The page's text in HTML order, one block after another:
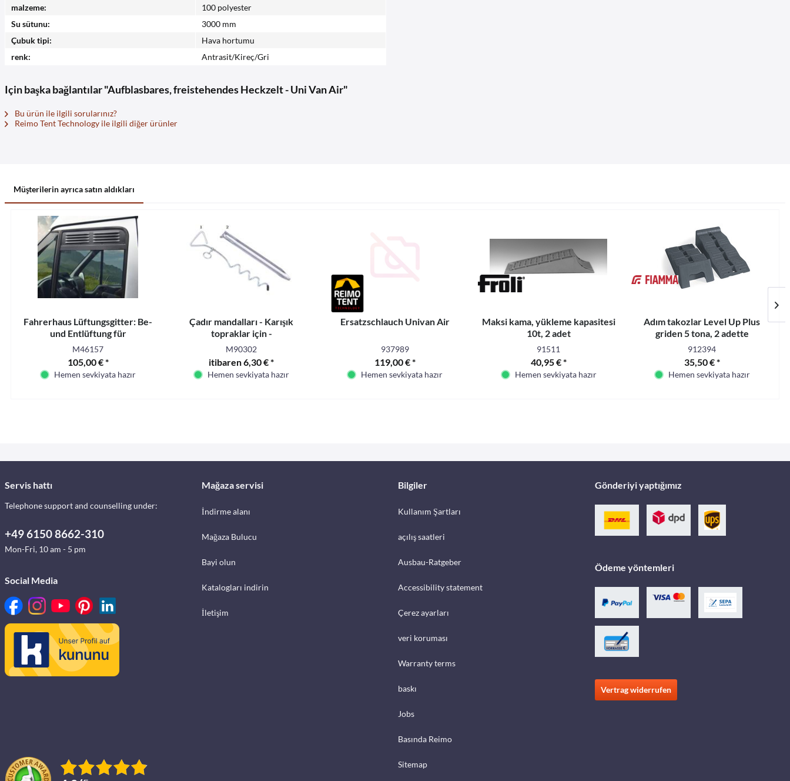
malzeme:
100 polyester
Su sütunu:
3000 mm
Çubuk tipi:
Hava hortumu
renk:
Antrasit/Kireç/Gri
Için başka bağlantılar "Aufblasbares, freistehendes Heckzelt - Uni Van Air"
Bu ürün ile ilgili sorularınız?
Reimo Tent Technology ile ilgili diğer ürünler
Müşterilerin ayrıca satın aldıkları
Fahrerhaus Lüftungsgitter: Be-
und Entlüftung für
Fahrerhaustür-Fenster -
M46157
105,00 € *
Hemen sevkiyata hazır
Çadır mandalları - Karışık
topraklar için -
M90302
itibaren 6,30 € *
Hemen sevkiyata hazır
Ersatzschlauch Univan Air
937989
119,00 € *
Hemen sevkiyata hazır
Maksi kama, yükleme kapasitesi
10t, 2 adet
91511
40,95 € *
Hemen sevkiyata hazır
Adım takozlar Level Up Plus
griden 5 tona, 2 adette
912394
35,50 € *
Hemen sevkiyata hazır
Servis hattı
Telephone support and counselling under:
+49 6150 8662-310
Mon-Fri, 10 am - 5 pm
Social Media
Mağaza servisi
İndirme alanı
Mağaza Bulucu
Bayi olun
Katalogları indirin
İletişim
Bilgiler
Kullanım Şartları
açılış saatleri
Ausbau-Ratgeber
Accessibility statement
Çerez ayarları
veri koruması
Warranty terms
baskı
Jobs
Basında Reimo
Sitemap
Gönderiyi yaptığımız
Ödeme yöntemleri
Vertrag widerrufen